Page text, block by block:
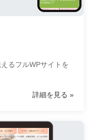
るフルWPサイトを
詳細を見る